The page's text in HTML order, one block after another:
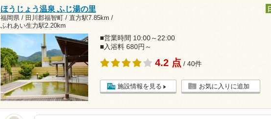
ほうじょう温泉 ふじ湯の里
福岡県 / 田川郡福智町 / 直方駅7.85km /
ふれあい生力駅2.20km
■営業時間 10:00～22:00
■入浴料 680円～
4.2 点 / 40件
施設情報を見る お気に入りに追加